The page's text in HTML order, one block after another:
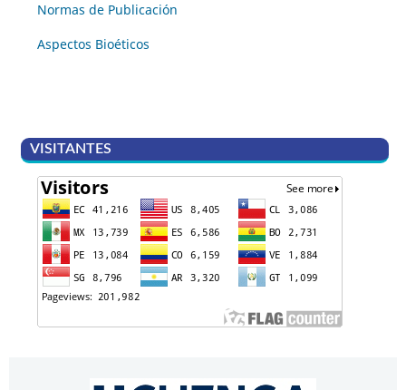
Normas de Publicación
Aspectos Bioéticos
VISITANTES